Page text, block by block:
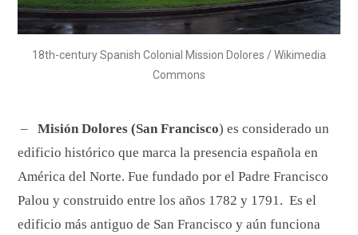
18th-century Spanish Colonial Mission Dolores / Wikimedia
Commons
– Misión Dolores (San Francisco) es considerado un
edificio histórico que marca la presencia española en
América del Norte. Fue fundado por el Padre Francisco
Palou y construido entre los años 1782 y 1791. Es el
edificio más antiguo de San Francisco y aún funciona